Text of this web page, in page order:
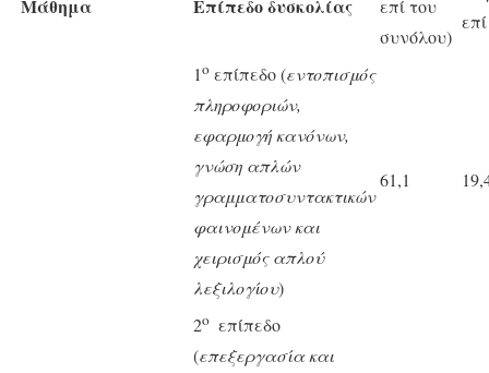
Μάθημα Επίπεδο δυσκολίας
επί του
συνόλου)
1ο επίπεδο (εντοπισμός
πληροφοριών,
εφαρμογή κανόνων,
γνώση απλών
γραμματοσυντακτικών
φαινομένων και
χειρισμός απλού
λεξιλογίου)
61,1
2ο επίπεδο
(επεξεργασία και